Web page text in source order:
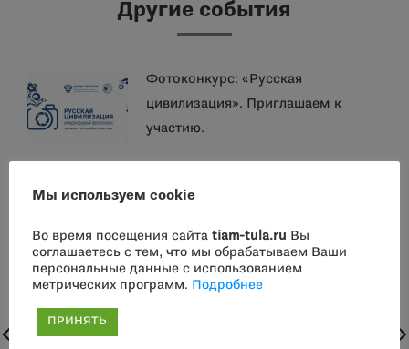
Другие события
Фотоконкурс: «Русская
цивилизация». Приглашаем к
участию.
дегустации, лекции
2 августа лекция-дегустация
Мы используем cookie
Во время посещения сайта tiam-tula.ru Вы
соглашаетесь с тем, что мы обрабатываем Ваши
персональные данные с использованием
метрических программ.
Подробнее
ПРИНЯТЬ